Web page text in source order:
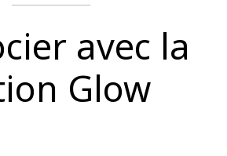
avec la
Glow